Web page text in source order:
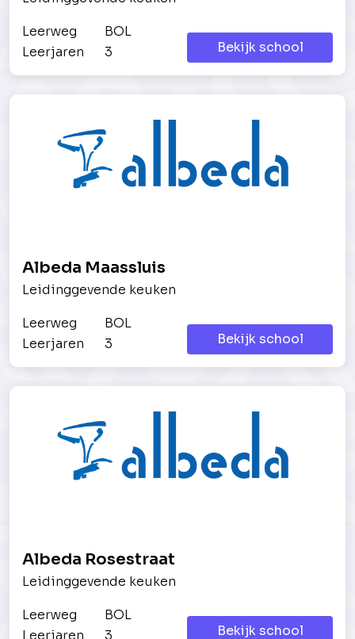
Leerweg
BOL
Leerjaren
3 Bekijk school
Albeda Maassluis
Leidinggevende keuken
Leerweg
BOL
Leerjaren
3 Bekijk school
Albeda Rosestraat
Leidinggevende keuken
Leerweg
BOL
Leerjaren
3 Bekijk school